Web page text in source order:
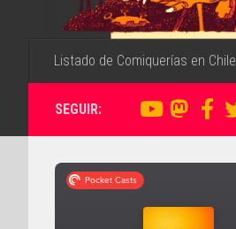
Listado de Comiquerías en Chile
SEGUIR: